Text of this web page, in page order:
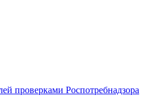
проверками Роспотребнадзора